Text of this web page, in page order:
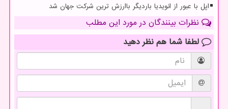
اپل با عبور از انویدیا باردیگر باارزش ترین شرکت جهان شد
نظرات بینندگان در مورد این مطلب
لطفا شما هم نظر دهید